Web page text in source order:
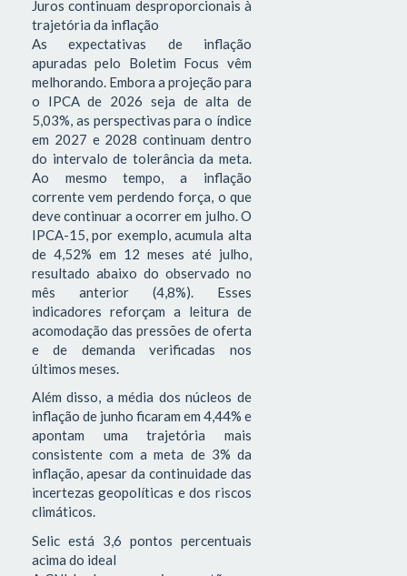
Juros continuam desproporcionais à
trajetória da inflação
As expectativas de inflação
apuradas pelo Boletim Focus vêm
melhorando. Embora a projeção para
o IPCA de 2026 seja de alta de
5,03%, as perspectivas para o índice
em 2027 e 2028 continuam dentro
do intervalo de tolerância da meta.
Ao mesmo tempo, a inflação
corrente vem perdendo força, o que
deve continuar a ocorrer em julho. O
IPCA-15, por exemplo, acumula alta
de 4,52% em 12 meses até julho,
resultado abaixo do observado no
mês anterior (4,8%). Esses
indicadores reforçam a leitura de
acomodação das pressões de oferta
e de demanda verificadas nos
últimos meses.
Além disso, a média dos núcleos de
inflação de junho ficaram em 4,44% e
apontam uma trajetória mais
consistente com a meta de 3% da
inflação, apesar da continuidade das
incertezas geopolíticas e dos riscos
climáticos.
Selic está 3,6 pontos percentuais
acima do ideal